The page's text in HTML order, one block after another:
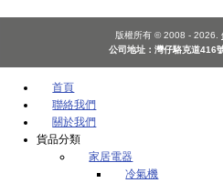
版權所有 © 2008 - 2026.
公司地址：灣仔駱克道416
首頁
聯絡我們
關於我們
貨品分類
家居電器
冷氣機